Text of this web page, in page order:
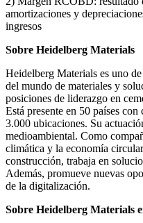
amortizaciones y
ingresos
Sobre Heidelberg Materials
Heidelberg Materials es uno
del mundo de materiales y
posiciones de liderazgo en
Está presente en 50 países
3.000 ubicaciones. Su
medioambiental. Como
climática y la economía
construcción, trabaja en
Además, promueve nuevas
de la digitalización.
Sobre Heidelberg Materials